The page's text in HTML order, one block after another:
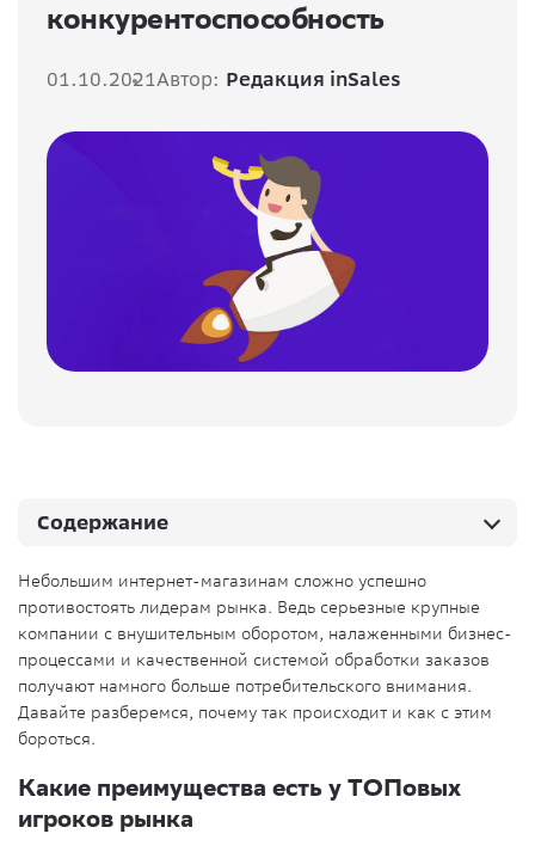
конкурентоспособность
01.10.2021Автор: Редакция inSales
Небольшим интернет-магазинам сложно успешно
противостоять лидерам рынка. Ведь серьезные крупные
компании с внушительным оборотом, налаженными бизнес-
процессами и качественной системой обработки заказов
получают намного больше потребительского внимания.
Давайте разберемся, почему так происходит и как с этим
бороться.
Какие преимущества есть у ТОПовых
игроков рынка
Содержание